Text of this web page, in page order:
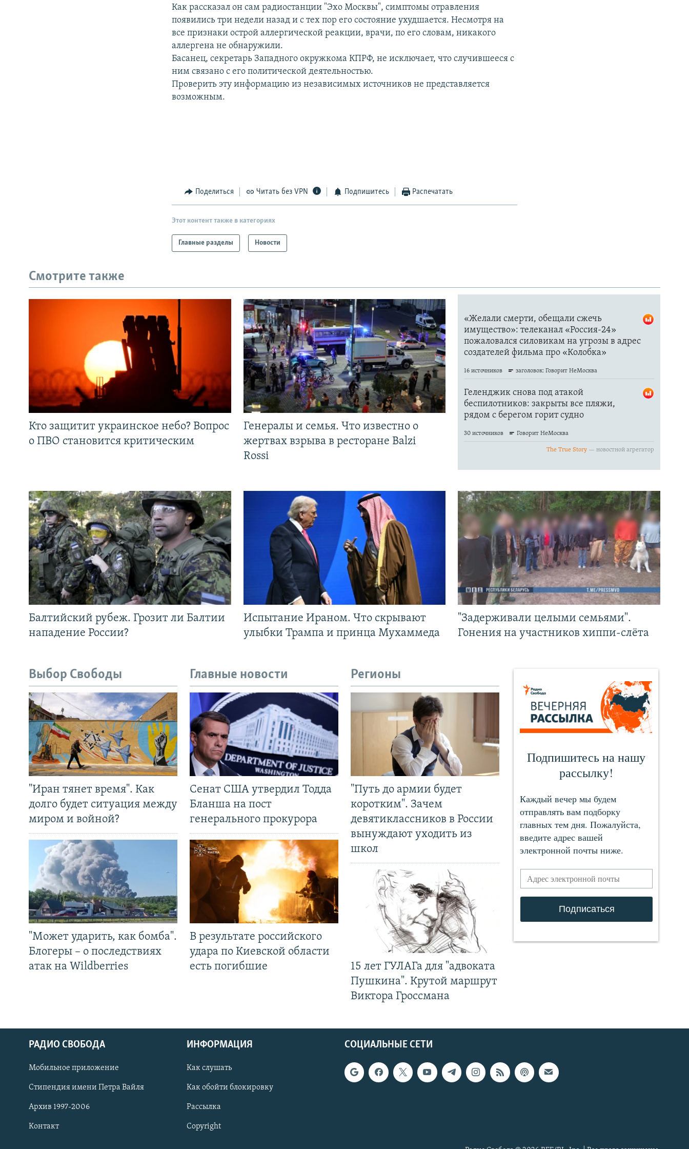
СОЦИАЛЬНЫЕ СЕТИ
Как рассказал он сам радиостанции "Эхо Москвы", симптомы отравления
появились три недели назад и с тех пор его состояние ухудшается. Несмотря на
все признаки острой аллергической реакции, врачи, по его словам, никакого
аллергена не обнаружили.
Басанец, секретарь Западного окружкома КПРФ, не исключает, что случившееся с
ним связано с его политической деятельностью.
Проверить эту информацию из независимых источников не представляется
возможным.
Поделиться Читать без VPN Подпишитесь Распечатать
Этот контент также в категориях
Главные разделы Новости
Смотрите также
Кто защитит украинское небо? Вопрос
о ПВО становится критическим
Генералы и семья. Что известно о
жертвах взрыва в ресторане Balzi
Rossi
Балтийский рубеж. Грозит ли Балтии
нападение России?
Испытание Ираном. Что скрывают
улыбки Трампа и принца Мухаммеда
"Задерживали целыми семьями".
Гонения на участников хиппи-слёта
Выбор Свободы
"Иран тянет время". Как
долго будет ситуация между
миром и войной?
"Может ударить, как бомба".
Блогеры – о последствиях
атак на Wildberries
Главные новости
Сенат США утвердил Тодда
Бланша на пост
генерального прокурора
В результате российского
удара по Киевской области
есть погибшие
Регионы
"Путь до армии будет
коротким". Зачем
девятиклассников в России
вынуждают уходить из
школ
15 лет ГУЛАГа для "адвоката
Пушкина". Крутой маршрут
Виктора Гроссмана
СОЦИАЛЬНЫЕ СЕТИ
РАДИО СВОБОДА
Мобильное приложение
Стипендия имени Петра Вайля
Архив 1997-2006
Контакт
ИНФОРМАЦИЯ
Как слушать
Как обойти блокировку
Рассылка
Copyright